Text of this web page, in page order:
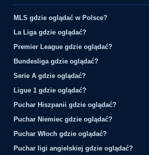
MLS gdzie oglądać w Polsce?
La Liga gdzie oglądać?
Premier League gdzie oglądać?
Bundesliga gdzie oglądać?
Serie A gdzie oglądać?
Ligue 1 gdzie oglądać?
Puchar Hiszpanii gdzie oglądać?
Puchar Niemiec gdzie oglądać?
Puchar Włoch gdzie oglądać?
Puchar ligi angielskiej gdzie oglądać?